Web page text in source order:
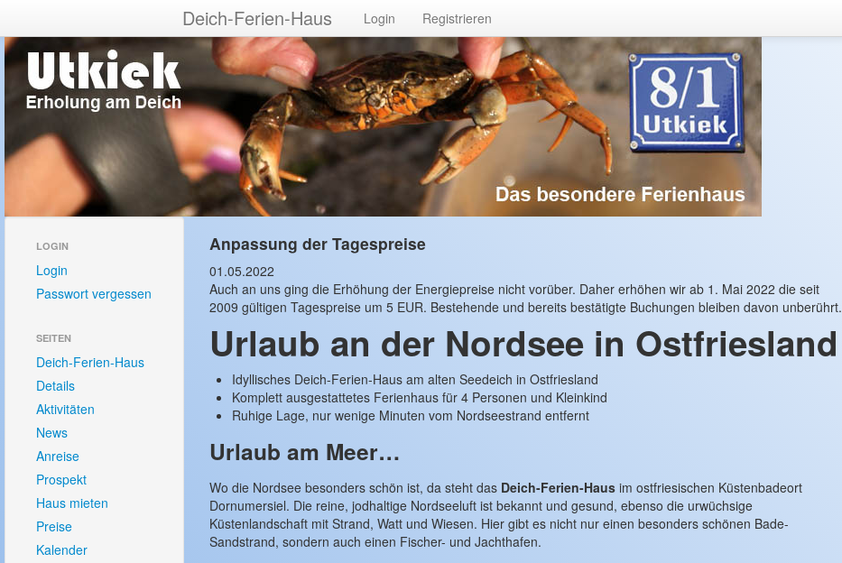
Deich-Ferien-Haus Login
Registrieren
LOGIN
Login
Passwort vergessen
SEITEN
Deich-Ferien-Haus
Details
Aktivitäten
News
Anreise
Prospekt
Haus mieten
Preise
Kalender
Anpassung der Tagespreise
01.05.2022
Auch an uns ging die Erhöhung der Energiepreise nicht vorüber. Daher erhöhen wir ab 1. Mai 2022 die seit
2009 gültigen Tagespreise um 5 EUR. Bestehende und bereits bestätigte Buchungen bleiben davon unberührt.
Urlaub an der Nordsee in Ostfriesland
Idyllisches Deich-Ferien-Haus am alten Seedeich in Ostfriesland
Komplett ausgestattetes Ferienhaus für 4 Personen und Kleinkind
Ruhige Lage, nur wenige Minuten vom Nordseestrand entfernt
Urlaub am Meer…
Wo die Nordsee besonders schön ist, da steht das Deich-Ferien-Haus im ostfriesischen Küstenbadeort
Dornumersiel. Die reine, jodhaltige Nordseeluft ist bekannt und gesund, ebenso die urwüchsige
Küstenlandschaft mit Strand, Watt und Wiesen. Hier gibt es nicht nur einen besonders schönen Bade-
Sandstrand, sondern auch einen Fischer- und Jachthafen.